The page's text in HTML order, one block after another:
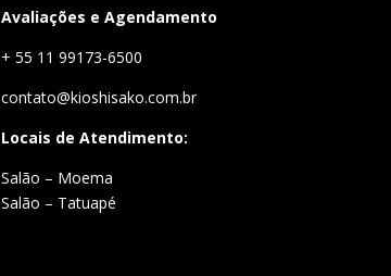
Avaliações e Agendamento
+ 55 11 99173-6500
contato@kioshisako.com.br
Locais de Atendimento:
Salão – Moema
Salão – Tatuapé